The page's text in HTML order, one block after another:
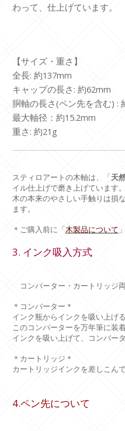
わって、仕上げています。
【サイズ・重さ】
全長: 約137mm
キャップの長さ: 約62mm
胴軸の長さ(ペン先を含む) :
最大軸径：約15.2mm
重さ: 約21g
スティロアートの木軸は、「天
イル仕上げで磨き上げています
木の本来のやさしい手触りは損
ます。
＊ご購入前に「木製品について
3. インク吸入方式
コンバーター・カートリッ
＊コンバーター＊
インク瓶からインクを吸い上げ
このコンバーターを万年筆に装
インクを吸い上げて、コンバー
＊カートリッジ＊
カートリッジインクを差しこん
4.ペン先について